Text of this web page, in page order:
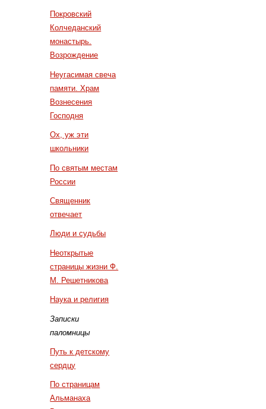
Покровский
Колчеданский
монастырь.
Возрождение
Неугасимая свеча
памяти. Храм
Вознесения
Господня
Ох, уж эти
школьники
По святым местам
России
Священник
отвечает
Люди и судьбы
Неоткрытые
страницы жизни Ф.
М. Решетникова
Наука и религия
Записки
паломницы
Путь к детскому
сердцу
По страницам
Альманаха